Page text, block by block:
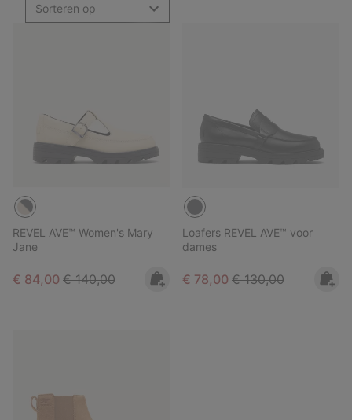
Sorteren op
REVEL AVE™ Women's Mary
Jane
Sale price:
€ 84,00 Regular price:
€ 140,00
Loafers REVEL AVE™ voor
dames
Sale price:
€ 78,00 Regular price:
€ 130,00